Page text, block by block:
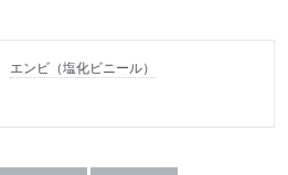
エンビ（塩化ビニール）